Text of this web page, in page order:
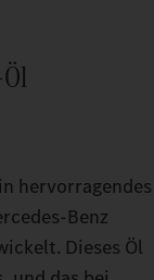
hervorragendes
Dieses Öl